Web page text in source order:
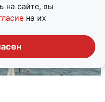
на сайте, вы
на их